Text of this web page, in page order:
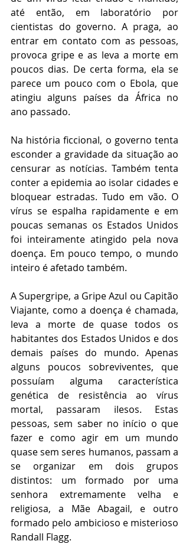
até então, em laboratório por
cientistas do governo. A praga, ao
entrar em contato com as pessoas,
provoca gripe e as leva a morte em
poucos dias. De certa forma, ela se
parece um pouco com o Ebola, que
atingiu alguns países da África no
ano passado.
Na história ficcional, o governo tenta
esconder a gravidade da situação ao
censurar as notícias. Também tenta
conter a epidemia ao isolar cidades e
bloquear estradas. Tudo em vão. O
vírus se espalha rapidamente e em
poucas semanas os Estados Unidos
foi inteiramente atingido pela nova
doença. Em pouco tempo, o mundo
inteiro é afetado também.
A Supergripe, a Gripe Azul ou Capitão
Viajante, como a doença é chamada,
leva a morte de quase todos os
habitantes dos Estados Unidos e dos
demais países do mundo. Apenas
alguns poucos sobreviventes, que
possuíam alguma característica
genética de resistência ao vírus
mortal, passaram ilesos. Estas
pessoas, sem saber no início o que
fazer e como agir em um mundo
quase sem seres humanos, passam a
se organizar em dois grupos
distintos: um formado por uma
senhora extremamente velha e
religiosa, a Mãe Abagail, e outro
formado pelo ambicioso e misterioso
Randall Flagg.